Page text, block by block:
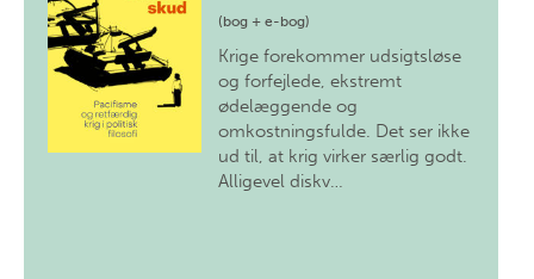
(bog + e-bog)
Krige forekommer udsigtsløse
og forfejlede, ekstremt
ødelæggende og
omkostningsfulde. Det ser ikke
ud til, at krig virker særlig godt.
Alligevel diskv…